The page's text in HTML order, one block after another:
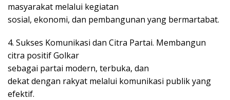
masyarakat melalui kegiatan
sosial, ekonomi, dan pembangunan yang bermartabat.
4. Sukses Komunikasi dan Citra Partai. Membangun
citra positif Golkar
sebagai partai modern, terbuka, dan
dekat dengan rakyat melalui komunikasi publik yang
efektif.